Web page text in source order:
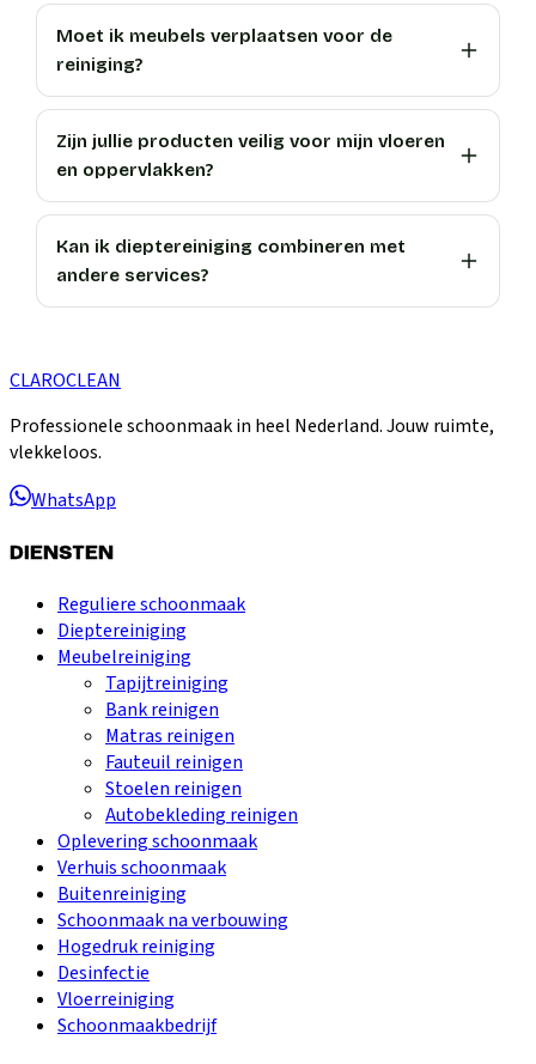
Moet ik meubels verplaatsen voor de
reiniging?
Zijn jullie producten veilig voor mijn vloeren
en oppervlakken?
Kan ik dieptereiniging combineren met
andere services?
CLAROCLEAN
Professionele schoonmaak in heel Nederland. Jouw ruimte,
vlekkeloos.
WhatsApp
DIENSTEN
Reguliere schoonmaak
Dieptereiniging
Meubelreiniging
Tapijtreiniging
Bank reinigen
Matras reinigen
Fauteuil reinigen
Stoelen reinigen
Autobekleding reinigen
Oplevering schoonmaak
Verhuis schoonmaak
Buitenreiniging
Schoonmaak na verbouwing
Hogedruk reiniging
Desinfectie
Vloerreiniging
Schoonmaakbedrijf